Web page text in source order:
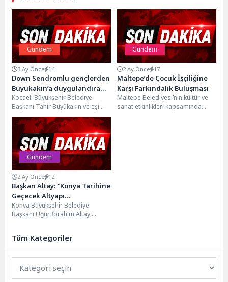
Gündem
3 Ay Önce 14
Down Sendromlu gençlerden
Büyükakın’a duygulandıran
sürpriz
Kocaeli Büyükşehir Belediye
Başkanı Tahir Büyükakın ve eşi
Prof.Dr. Figen Büyükakın, Buğday
Tanesi Engelsiz Sosyal...
Gündem
2 Ay Önce 17
Maltepe’de Çocuk İşçiliğine
Karşı Farkındalık Buluşması
Maltepe Belediyesi’nin kültür ve
sanat etkinlikleri kapsamında
Gündem
2 Ay Önce 12
Başkan Altay: “Konya Tarihine
Geçecek Altyapı
Yatırımlarımız Kesintisiz Bir
Şekilde Devam Ediyor”
Konya Büyükşehir Belediye
Başkanı Uğur İbrahim Altay,
Tüm Kategoriler